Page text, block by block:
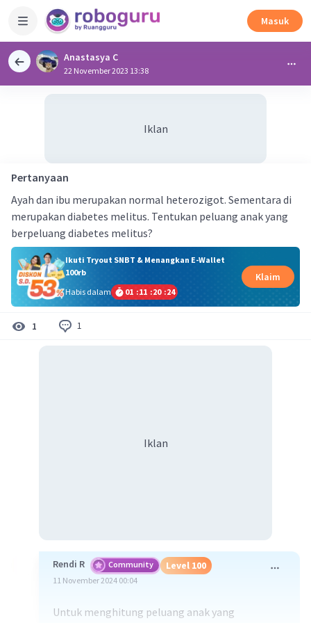
Masuk
Anastasya C
22 November 2023 13:38
Iklan
Pertanyaan
Ayah dan ibu merupakan normal heterozigot. Sementara di
merupakan diabetes melitus. Tentukan peluang anak yang
berpeluang diabetes melitus?
Ikuti Tryout SNBT & Menangkan E-Wallet
100rb
Habis dalam
01 :11 :20 :23
Klaim
1 1
Iklan
Rendi R Community Level 100
11 November 2024 00:04
Untuk menghitung peluang anak yang